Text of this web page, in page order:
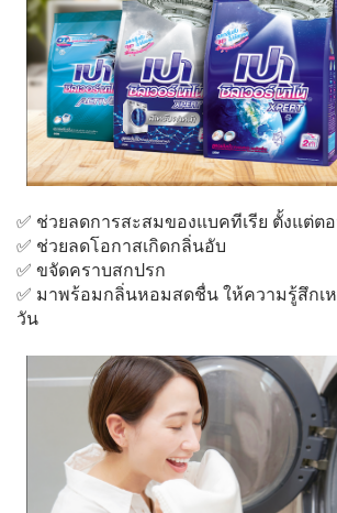
✅ ช่วยลดการสะสมของแบคทีเรีย ตั้งแต่ต
✅ ช่วยลดโอกาสเกิดกลิ่นอับ
✅ ขจัดคราบสกปรก
✅ มาพร้อมกลิ่นหอมสดชื่น ให้ความรู้สึกเ
วัน